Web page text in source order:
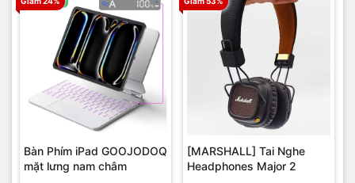
Bàn Phím iPad GOOJODOQ
mặt lưng nam châm
[MARSHALL] Tai Nghe
Headphones Major 2